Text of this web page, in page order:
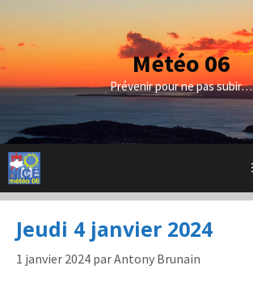
contenu
Météo 06
Prévenir pour ne pas subir…
Jeudi 4 janvier 2024
1 janvier 2024 parAntony Brunain